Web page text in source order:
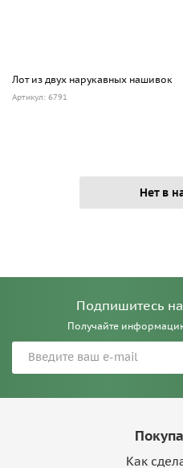
Лот из двух нарукавных нашивок
Артикул: 6791
Нет в
Подпишитесь
Получайте
Как